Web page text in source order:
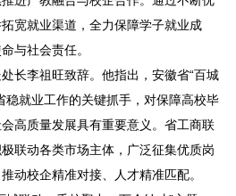
宽就业渠道，全力保障学子就业成
与社会责任。
李祖旺致辞。他指出，安徽省“百城
稳就业工作的关键抓手，对保障高校毕
高质量发展具有重要意义。省工商联
联动各类市场主体，广泛征集优质岗
动校企精准对接、人才精准匹配。